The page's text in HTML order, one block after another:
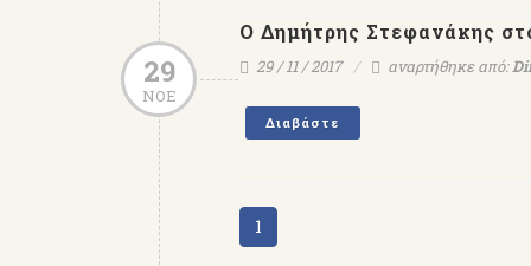
29
ΝΟΕ
Ο Δημήτρης Στεφανάκης
29 / 11 / 2017 αναρτήθηκε από:
Διαβάστε
1